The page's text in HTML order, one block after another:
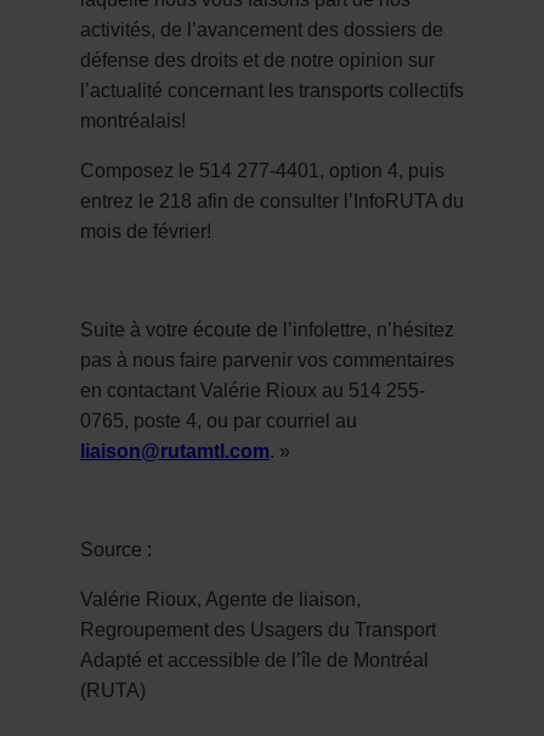
activités, de l’avancement des dossiers de
défense des droits et de notre opinion sur
l’actualité concernant les transports collectifs
montréalais!
Composez le 514 277-4401, option 4, puis
entrez le 218 afin de consulter l’InfoRUTA du
mois de février!
Suite à votre écoute de l’infolettre, n’hésitez
pas à nous faire parvenir vos commentaires
en contactant Valérie Rioux au 514 255-
0765, poste 4, ou par courriel au
liaison@rutamtl.com. »
Source :
Valérie Rioux, Agente de liaison,
Regroupement des Usagers du Transport
Adapté et accessible de l’île de Montréal
(RUTA)